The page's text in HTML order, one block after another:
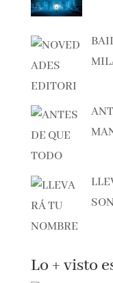
Lo + visto